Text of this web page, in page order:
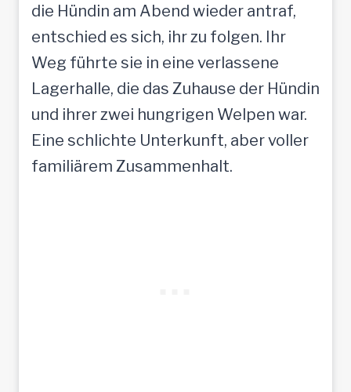
die Hündin am Abend wieder antraf,
entschied es sich, ihr zu folgen. Ihr
Weg führte sie in eine verlassene
Lagerhalle, die das Zuhause der Hündin
und ihrer zwei hungrigen Welpen war.
Eine schlichte Unterkunft, aber voller
familiärem Zusammenhalt.